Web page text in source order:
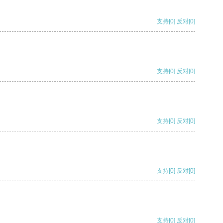
支持[0] 反对[0]
支持[0] 反对[0]
支持[0] 反对[0]
支持[0] 反对[0]
支持[0] 反对[0]